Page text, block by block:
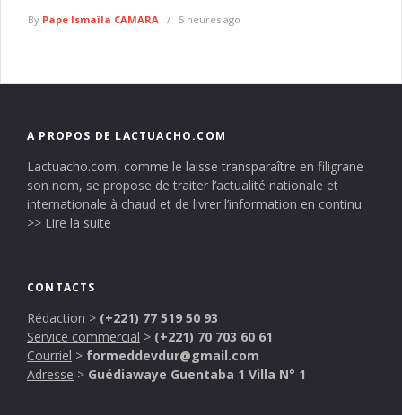
By Pape Ismaïla CAMARA 5 heures ago
A PROPOS DE LACTUACHO.COM
Lactuacho.com, comme le laisse transparaître en filigrane
son nom, se propose de traiter l’actualité nationale et
internationale à chaud et de livrer l’information en continu.
>> Lire la suite
CONTACTS
Rédaction > (+221) 77 519 50 93
Service commercial > (+221) 70 703 60 61
Courriel > formeddevdur@gmail.com
Adresse > Guédiawaye Guentaba 1 Villa N° 1